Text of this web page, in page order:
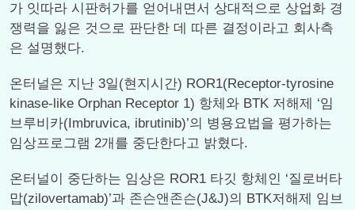
가 잇따라 시판허가를 얻어내면서 상대적으로 상업화 경
쟁력을 잃은 것으로 판단한 데 따른 결정이라고 회사측
은 설명했다.
온터널은 지난 3일(현지시간) ROR1(Receptor-tyrosine
kinase-like Orphan Receptor 1) 항체와 BTK 저해제 ‘임
브루비카(Imbruvica, ibrutinib)’의 병용요법을 평가하는
임상프로그램 2개를 중단한다고 밝혔다.
온터널이 중단하는 임상은 ROR1 타깃 항체인 ‘질로버타
맙(zilovertamab)’과 존슨앤존슨(J&J)의 BTK저해제 임브